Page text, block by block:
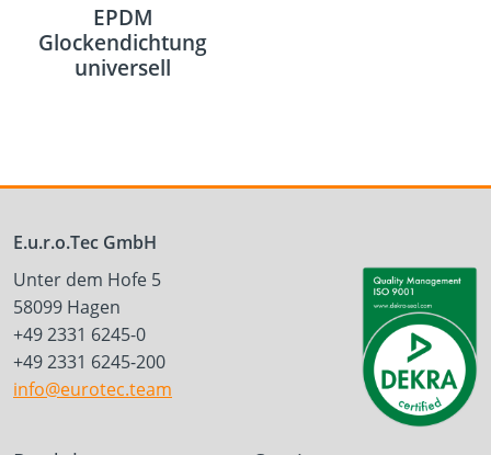
EPDM
Glockendichtung
universell
E.u.r.o.Tec GmbH
Unter dem Hofe 5
58099 Hagen
+49 2331 6245-0
+49 2331 6245-200
info@eurotec.team